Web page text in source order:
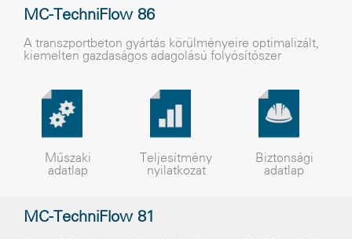
MC-TechniFlow 86
A transzportbeton gyártás körülményeire optimalizált,
kiemelten gazdaságos adagolású folyósítószer
Műszaki
adatlap
Teljesítmény
nyilatkozat
Biztonsági
adatlap
MC-TechniFlow 81